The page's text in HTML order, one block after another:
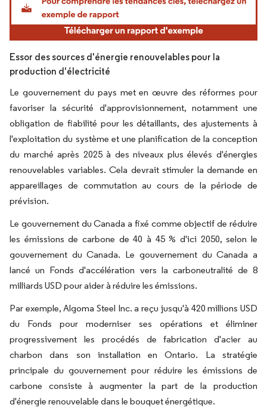
Essor des sources d'énergie renouvelables pour la
production d'électricité
Le gouvernement du pays met en œuvre des réformes pour
favoriser la sécurité d'approvisionnement, notamment une
obligation de fiabilité pour les détaillants, des ajustements à
l'exploitation du système et une planification de la conception
du marché après 2025 à des niveaux plus élevés d'énergies
renouvelables variables. Cela devrait stimuler la demande en
appareillages de commutation au cours de la période de
prévision.
Le gouvernement du Canada a fixé comme objectif de réduire
les émissions de carbone de 40 à 45 % d'ici 2050, selon le
gouvernement du Canada. Le gouvernement du Canada a
lancé un Fonds d'accélération vers la carboneutralité de 8
milliards USD pour aider à réduire les émissions.
Par exemple, Algoma Steel Inc. a reçu jusqu'à 420 millions USD
du Fonds pour moderniser ses opérations et éliminer
progressivement les procédés de fabrication d'acier au
charbon dans son installation en Ontario. La stratégie
principale du gouvernement pour réduire les émissions de
carbone consiste à augmenter la part de la production
d'énergie renouvelable dans le bouquet énergétique.